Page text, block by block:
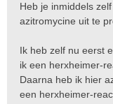
Heb je inmiddels
azitromycine uit te
Ik heb zelf nu eerst
ik een herxheimer-
Daarna heb ik hier
een herxheimer-